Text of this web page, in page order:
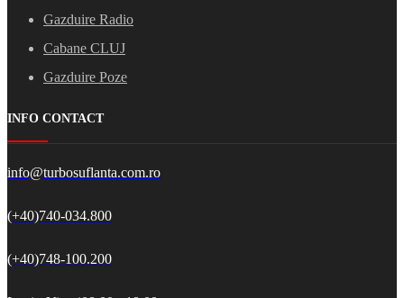
Gazduire Radio
Cabane CLUJ
Gazduire Poze
INFO CONTACT
info@turbosuflanta.com.ro
(+40)740-034.800
(+40)748-100.200